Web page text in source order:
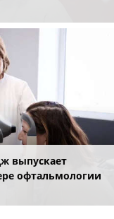
выпускает
офтальмологии